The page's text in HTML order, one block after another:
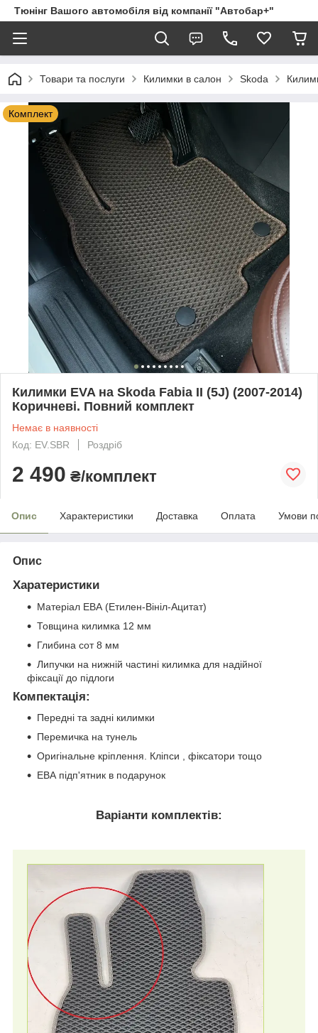
Тюнінг Вашого автомобіля від компанії "Автобар+"
Товари та послуги Килимки в салон Skoda
Комплект
Килимки EVA на Skoda Fabia II (5J) (2007-2014)
Коричневі. Повний комплект
Немає в наявності
Код: EV.SBR
Роздріб
2 490 ₴/комплект
Опис Характеристики Доставка Оплата Умови
Опис
Харатеристики
Матеріал ЕВА (Етилен-Вініл-Ацитат)
Товщина килимка 12 мм
Глибина сот 8 мм
Липучки на нижній частині килимка для надійної
фіксації до підлоги
Компектація:
Передні та задні килимки
Перемичка на тунель
Оригінальне кріплення. Кліпси , фіксатори тощо
ЕВА підп'ятник в подарунок
Варіанти комплектів: